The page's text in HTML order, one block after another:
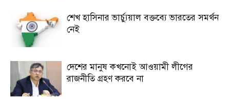
শেখ হাসিনার ভার্চ্যুয়াল বক্তব্যে ভারতের সমর্থন
নেই
দেশের মানুষ কখনোই আওয়ামী লীগের
রাজনীতি গ্রহণ করবে না